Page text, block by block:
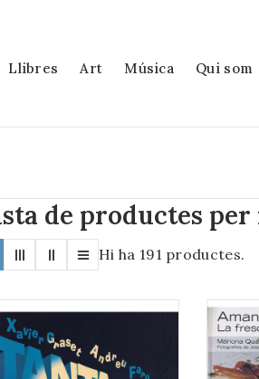
Llibres Art Música Qui som
de productes per
Hi ha 191 productes.